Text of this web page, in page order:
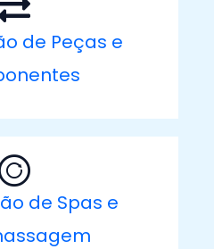
de Peças e
de Spas e